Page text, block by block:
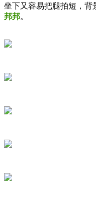
坐下又容易把腿拍短，背
邦邦。